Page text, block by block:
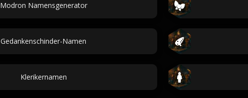
Modron Namensgenerator
Gedankenschinder-Namen
Klerikernamen